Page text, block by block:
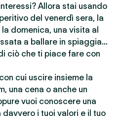
Allora stai usando
del venerdì sera, la
domenica, una visita al
a ballare in spiaggia…
ciò che ti piace fare con
cui uscire insieme la
una cena o anche un
vuoi conoscere una
i tuoi valori e il tuo